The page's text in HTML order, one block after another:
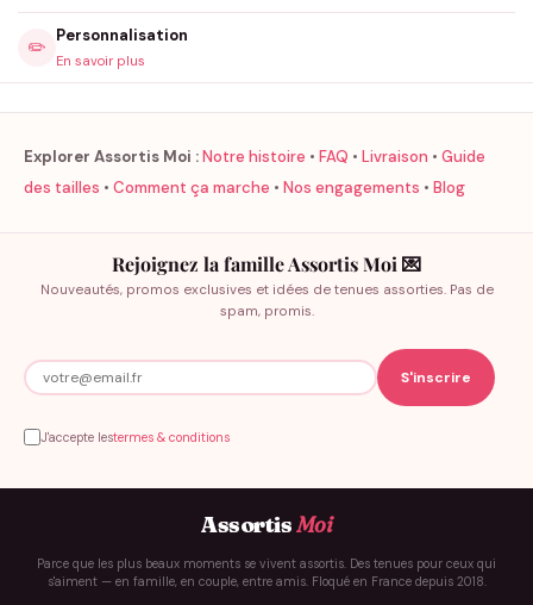
personnalisation. Matière douce et résistante, ces bodys
supportent les lavages fréquents tout en conservant leur éclat.
✏️
Personnalisation
En savoir plus
Explorer Assortis Moi :Notre histoire • FAQ • Livraison • Guide
des tailles • Comment ça marche • Nos engagements • Blog
Rejoignez la famille Assortis Moi 💌
Nouveautés, promos exclusives et idées de tenues assorties. Pas de
spam, promis.
J'accepte lestermes & conditions
AssortisMoi
Parce que les plus beaux moments se vivent assortis. Des tenues pour ceux qui
s'aiment — en famille, en couple, entre amis. Floqué en France depuis 2018.